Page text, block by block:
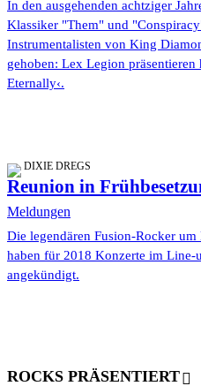
In den ausgehenden achtziger
Klassiker "Them" und
Instrumentalisten von King
gehoben: Lex Legion präsentieren
Eternally‹.
DIXIE DREGS
Reunion in
Meldungen
Die legendären Fusion-Rocker
haben für 2018 Konzerte im Line-
angekündigt.
ROCKS PRÄSENTIERT